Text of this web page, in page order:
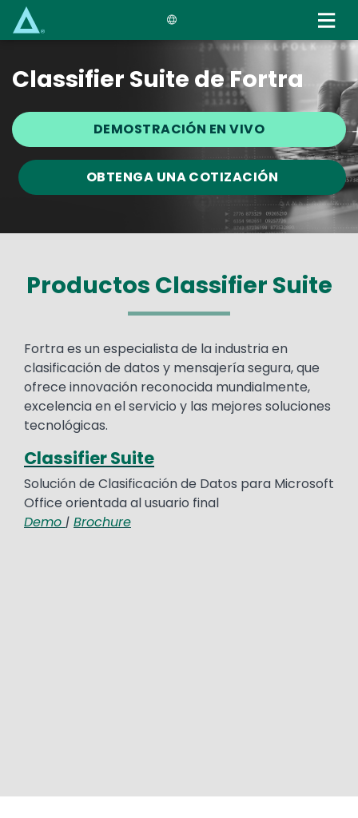
main
content
Classifier Suite de Fortra
DEMOSTRACIÓN EN VIVO
OBTENGA UNA COTIZACIÓN
Productos Classifier Suite
Fortra es un especialista de la industria en
clasificación de datos y mensajería segura, que
ofrece innovación reconocida mundialmente,
excelencia en el servicio y las mejores soluciones
tecnológicas.
Classifier Suite
Solución de Clasificación de Datos para Microsoft
Office orientada al usuario final
Demo | Brochure